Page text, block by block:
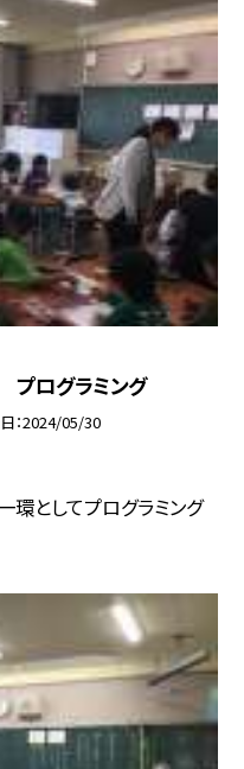
ログラミング
2024/05/30
としてプログラミング